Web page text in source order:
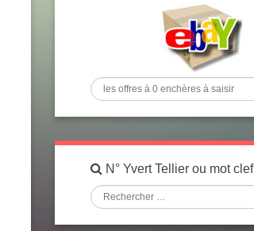
N° Yvert Tellier ou mot clef